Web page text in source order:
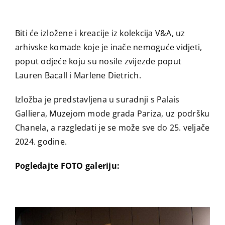
Biti će izložene i kreacije iz kolekcija V&A, uz
arhivske komade koje je inače nemoguće vidjeti,
poput odjeće koju su nosile zvijezde poput
Lauren Bacall i Marlene Dietrich.
Izložba je predstavljena u suradnji s Palais
Galliera, Muzejom mode grada Pariza, uz podršku
Chanela, a razgledati je se može sve do 25. veljače
2024. godine.
Pogledajte FOTO galeriju: